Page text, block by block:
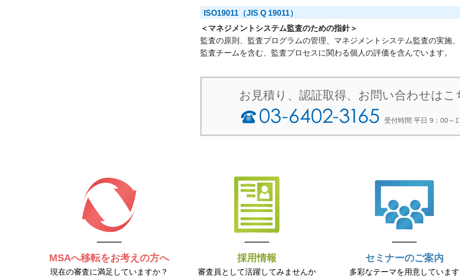
ISO19011（JIS Q 19011）
＜マネジメントシステム監査のための指針＞
監査の原則、監査プログラムの管理、マネジメントシステム監査の実施
監査チームを含む、監査プロセスに関わる個人の評価を含んでいます。
お見積り、認証取得、お問い合わせはこ
受付時間 平日 9：00～
MSAへ移転をお考えの方へ
現在の審査に満足していますか？
採用情報
審査員として活躍してみませんか
セミナーのご案内
多彩なテーマを用意しています